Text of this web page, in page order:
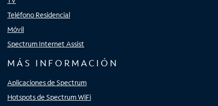
Teléfono Residencial
Móvil
Spectrum Internet Assist
MÁS INFORMACIÓN
Aplicaciones de Spectrum
Hotspots de Spectrum WiFi